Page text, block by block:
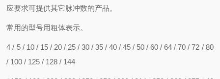
应要求可提供其它脉冲数的产品。
常用的型号用粗体表示。
4 / 5 / 10 / 15 / 20 / 25 / 30 / 35 / 40 / 45 / 50 / 60 / 64 / 70 / 72 / 80
/ 100 / 125 / 128 / 144